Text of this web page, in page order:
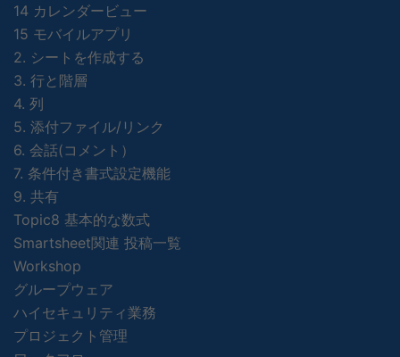
14 カレンダービュー
15 モバイルアプリ
2. シートを作成する
3. 行と階層
4. 列
5. 添付ファイル/リンク
6. 会話(コメント）
7. 条件付き書式設定機能
9. 共有
Topic8 基本的な数式
Smartsheet関連 投稿一覧
Workshop
グループウェア
ハイセキュリティ業務
プロジェクト管理